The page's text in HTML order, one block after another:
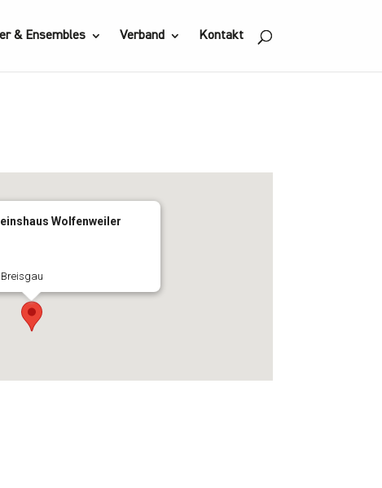
& Ensembles Verband Kontakt
Wolfenweiler